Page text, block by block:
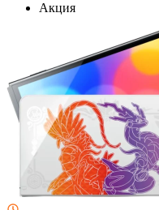
Акция